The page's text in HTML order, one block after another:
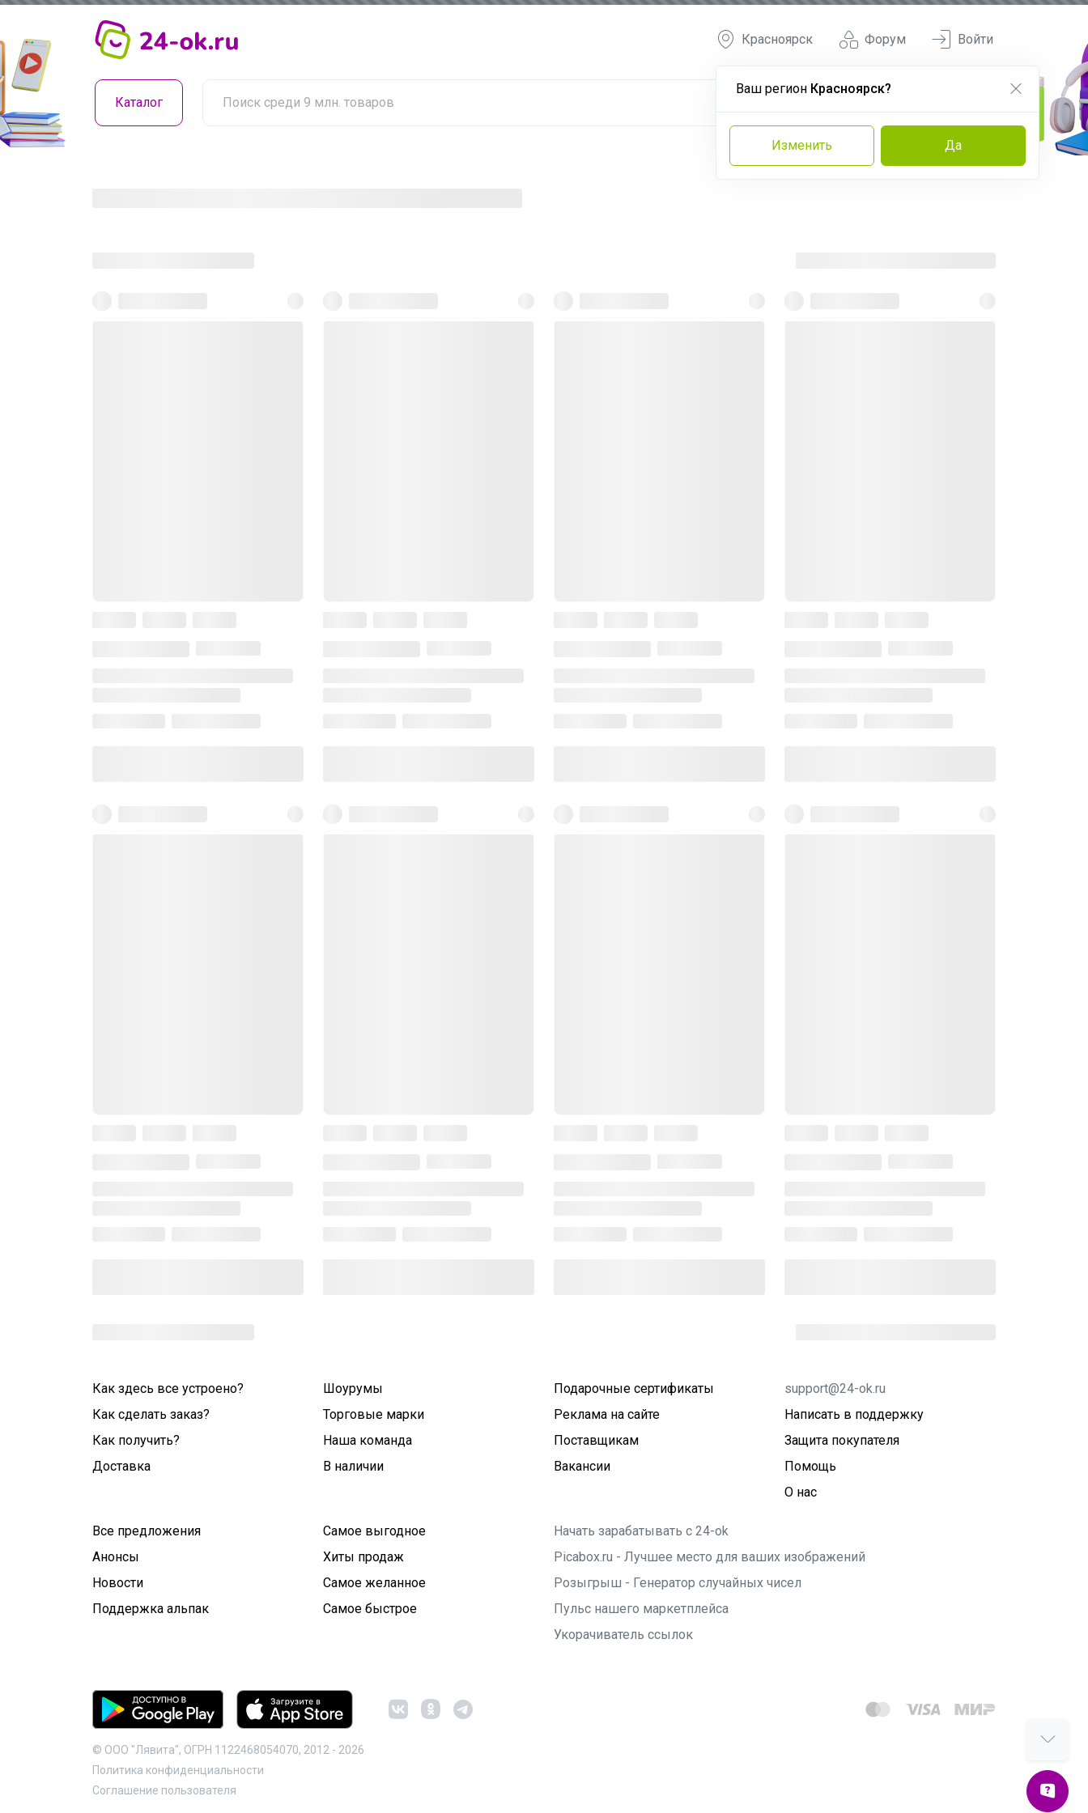
Форум
Красноярск
Ваш регион Красноярск?
Изменить Да
Войти
Каталог
Как здесь все устроено?
Как сделать заказ?
Как получить?
Доставка
Шоурумы
Торговые марки
Наша команда
В наличии
Подарочные сертификаты
Реклама на сайте
Поставщикам
Вакансии
support@24-ok.ru
Написать в поддержку
Защита покупателя
Помощь
О нас
Все предложения
Анонсы
Новости
Поддержка альпак
Самое выгодное
Хиты продаж
Самое желанное
Самое быстрое
Начать зарабатывать с 24-ok
Picabox.ru - Лучшее место для ваших изображений
Розыгрыш - Генератор случайных чисел
Пульс нашего маркетплейса
Укорачиватель ссылок
© ООО "Лявита", ОГРН 1122468054070, 2012 - 2026
Политика конфиденциальности
Cоглашение пользователя